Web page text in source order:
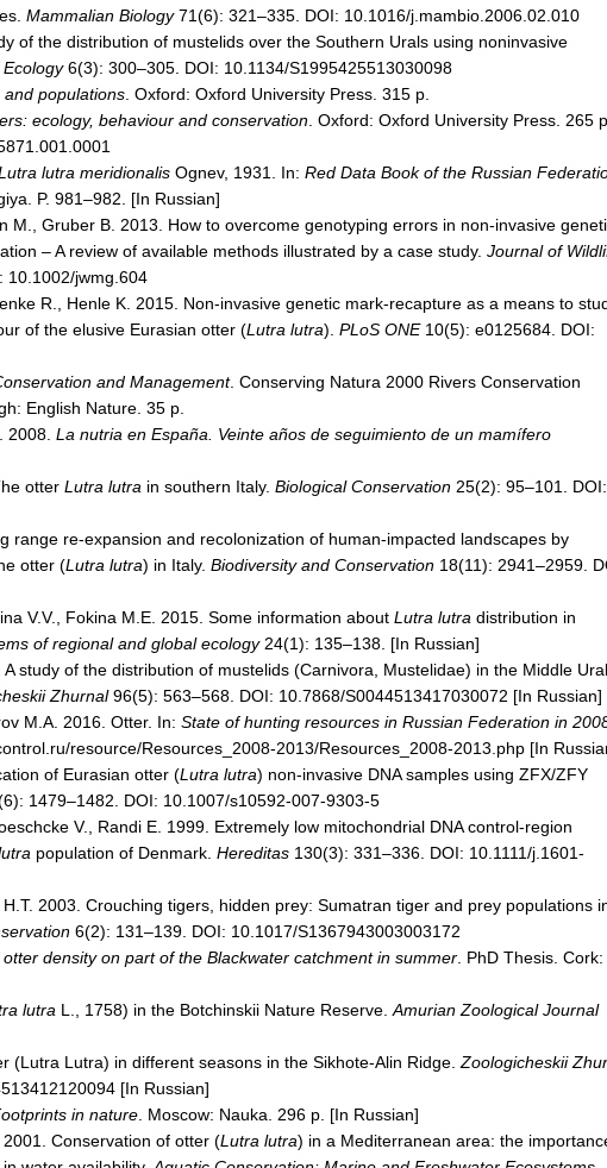
Mammalian Biology71(6): 321–335. DOI: 10.1016/j.mambio.2006.02.010
of the distribution of mustelids over the Southern Urals using noninvasive
6(3): 300–305. DOI: 10.1134/S1995425513030098
and populations . Oxford: Oxford University Press. 315 p.
ecology, behaviour and conservation . Oxford: Oxford University Press. 265 p.
lutra meridionalis Ognev, 1931. In: Red Data Book of the Russian
P. 981–982. [In Russian]
M., Gruber B. 2013. How to overcome genotyping errors in non-invasive
– A review of available methods illustrated by a case study. Journal of
10.1002/jwmg.604
R., Henle K. 2015. Non-invasive genetic mark-recapture as a means to
of the elusive Eurasian otter (Lutra lutra). PLoS ONE10(5): e0125684. DOI:
and Management. Conserving Natura 2000 Rivers Conservation
English Nature. 35 p.
2008. La nutria en España. Veinte años de seguimiento de un mamífero
otter Lutra lutra in southern Italy. Biological Conservation 25(2): 95–101. DOI:
range re-expansion and recolonization of human-impacted landscapes by
otter (Lutra lutra) in Italy. Biodiversity and Conservation 18(11): 2941–2959.
V.V., Fokina M.E. 2015. Some information about Lutra lutra distribution in
of regional and global ecology24(1): 135–138. [In Russian]
study of the distribution of mustelids (Carnivora, Mustelidae) in the Middle
Zhurnal96(5): 563–568. DOI: 10.7868/S0044513417030072 [In Russian]
M.A. 2016. Otter. In: State of hunting resources in Russian Federation in
resource/Resources_2008-2013/Resources_2008-2013.php [In
of Eurasian otter (Lutra lutra) non-invasive DNA samples using ZFX/ZFY
1479–1482. DOI: 10.1007/s10592-007-9303-5
V., Randi E. 1999. Extremely low mitochondrial DNA control-region
population of Denmark. Hereditas 130(3): 331–336. DOI: 10.1111/j.1601-
2003. Crouching tigers, hidden prey: Sumatran tiger and prey populations
6(2): 131–139. DOI: 10.1017/S1367943003003172
density on part of the Blackwater catchment in summer . PhD Thesis. Cork:
lutra L., 1758) in the Botchinskii Nature Reserve. Amurian Zoological Journal
(Lutra Lutra) in different seasons in the Sikhote-Alin Ridge. Zoologicheskii
[In Russian]
in nature . Moscow: Nauka. 296 p. [In Russian]
Conservation of otter (Lutra lutra) in a Mediterranean area: the